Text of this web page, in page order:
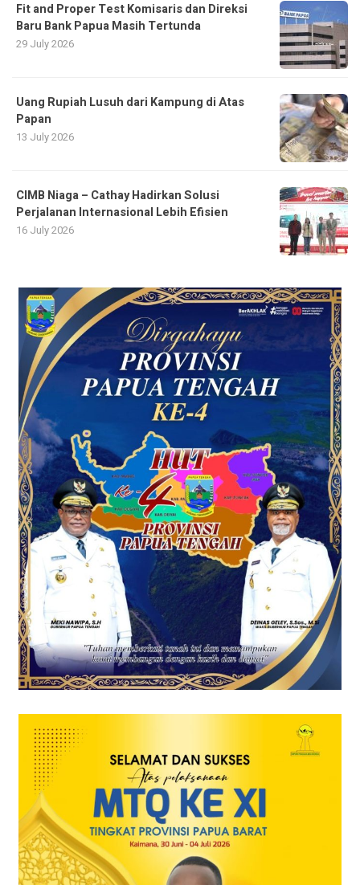
Fit and Proper Test Komisaris dan Direksi
Baru Bank Papua Masih Tertunda
29 July 2026
Uang Rupiah Lusuh dari Kampung di Atas
Papan
13 July 2026
CIMB Niaga – Cathay Hadirkan Solusi
Perjalanan Internasional Lebih Efisien
16 July 2026